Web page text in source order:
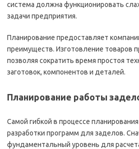
система должна функционировать
задачи предприятия.
Планирование предоставляет
преимуществ. Изготовление товаров
позволяя сократить время простоя
заготовок, компонентов и деталей.
Планирование работы
Самой гибкой в процессе
разработки программ для заделов.
фундаментальный уровень для